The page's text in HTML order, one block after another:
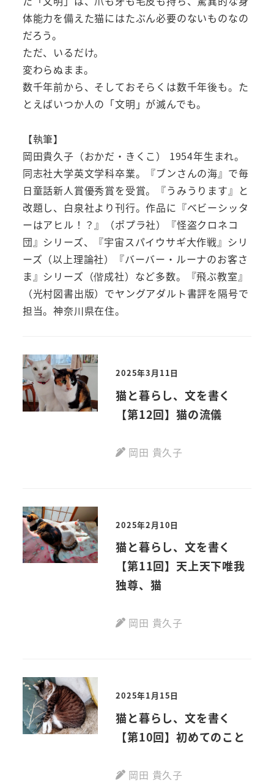
体能力を備えた猫にはたぶん必要のないものなの
だろう。
ただ、いるだけ。
変わらぬまま。
数千年前から、そしておそらくは数千年後も。た
とえばいつか人の「文明」が滅んでも。
【執筆】
岡田貴久子（おかだ・きくこ） 1954年生まれ。
同志社大学英文学科卒業。『ブンさんの海』で毎
日童話新人賞優秀賞を受賞。『うみうります』と
改題し、白泉社より刊行。作品に『ベビーシッタ
ーはアヒル！？』（ポプラ社）『怪盗クロネコ
団』シリーズ、『宇宙スパイウサギ大作戦』シリ
ーズ（以上理論社）『バーバー・ルーナのお客さ
ま』シリーズ（偕成社）など多数。『飛ぶ教室』
（光村図書出版）でヤングアダルト書評を隔号で
担当。神奈川県在住。
2025年3月11日
猫と暮らし、文を書く
【第12回】猫の流儀
岡田 貴久子
2025年2月10日
猫と暮らし、文を書く
【第11回】天上天下唯我
独尊、猫
岡田 貴久子
2025年1月15日
猫と暮らし、文を書く
【第10回】初めてのこと
岡田 貴久子